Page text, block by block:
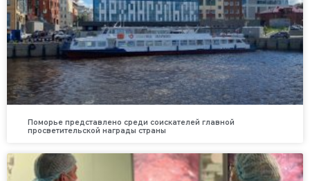
Поморье представлено среди соискателей главной
просветительской награды страны